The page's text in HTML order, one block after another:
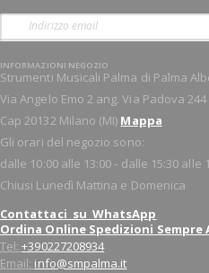
INFORMAZIONI NEGOZIO
Strumenti Musicali Palma di Palma
Via Angelo Emo 2 ang. Via Padova 244
Cap 20132 Milano (MI) Mappa
Gli orari del negozio sono:
dalle 10:00 alle 13:00 - dalle 15:30 alle
Chiusi Lunedì Mattina e Domenica
Contattaci su WhatsApp
Ordina Online Spedizioni Sempre
Tel:+390227208934
Email: info@smpalma.it